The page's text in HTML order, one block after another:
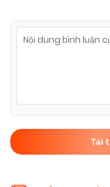
Tải